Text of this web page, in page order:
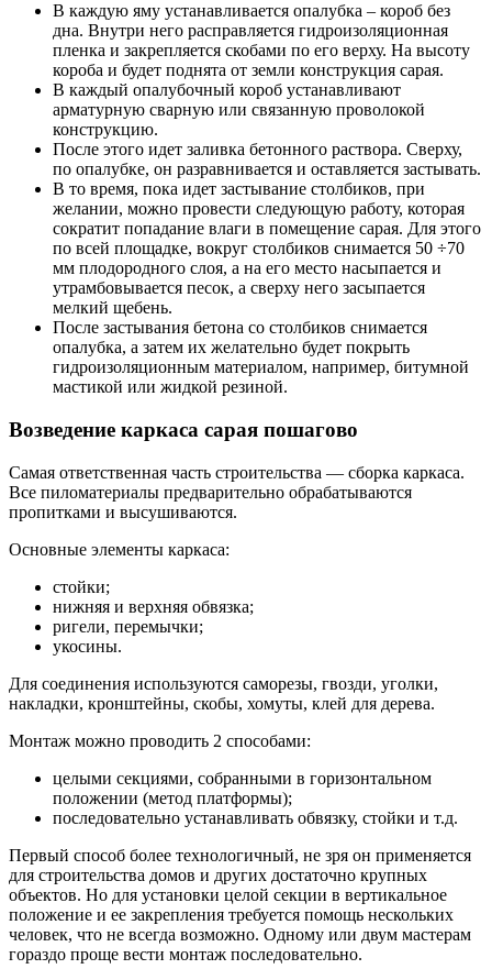
В каждую яму устанавливается опалубка – короб без
дна. Внутри него расправляется гидроизоляционная
пленка и закрепляется скобами по его верху. На высоту
короба и будет поднята от земли конструкция сарая.
В каждый опалубочный короб устанавливают
арматурную сварную или связанную проволокой
конструкцию.
После этого идет заливка бетонного раствора. Сверху,
по опалубке, он разравнивается и оставляется застывать.
В то время, пока идет застывание столбиков, при
желании, можно провести следующую работу, которая
сократит попадание влаги в помещение сарая. Для этого
по всей площадке, вокруг столбиков снимается 50 ÷70
мм плодородного слоя, а на его место насыпается и
утрамбовывается песок, а сверху него засыпается
мелкий щебень.
После застывания бетона со столбиков снимается
опалубка, а затем их желательно будет покрыть
гидроизоляционным материалом, например, битумной
мастикой или жидкой резиной.
Возведение каркаса сарая пошагово
Самая ответственная часть строительства — сборка каркаса.
Все пиломатериалы предварительно обрабатываются
пропитками и высушиваются.
Основные элементы каркаса:
стойки;
нижняя и верхняя обвязка;
ригели, перемычки;
укосины.
Для соединения используются саморезы, гвозди, уголки,
накладки, кронштейны, скобы, хомуты, клей для дерева.
Монтаж можно проводить 2 способами:
целыми секциями, собранными в горизонтальном
положении (метод платформы);
последовательно устанавливать обвязку, стойки и т.д.
Первый способ более технологичный, не зря он применяется
для строительства домов и других достаточно крупных
объектов. Но для установки целой секции в вертикальное
положение и ее закрепления требуется помощь нескольких
человек, что не всегда возможно. Одному или двум мастерам
гораздо проще вести монтаж последовательно.